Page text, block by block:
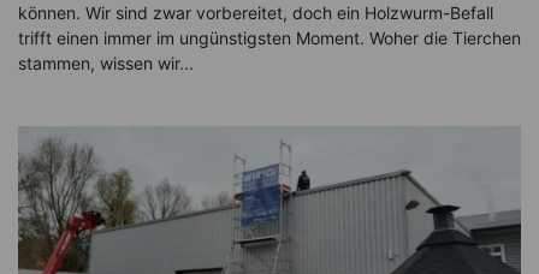
können. Wir sind zwar vorbereitet, doch ein Holzwurm-Befall
trifft einen immer im ungünstigsten Moment. Woher die Tierchen
stammen, wissen wir...